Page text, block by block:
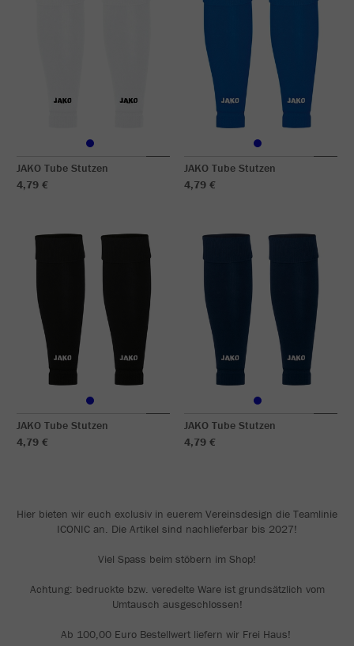
JAKO Tube Stutzen
4,79 €
JAKO Tube Stutzen
4,79 €
JAKO Tube Stutzen
4,79 €
JAKO Tube Stutzen
4,79 €
Hier bieten wir euch exclusiv in euerem Vereinsdesign die Teamlinie
ICONIC an. Die Artikel sind nachlieferbar bis 2027!
Viel Spass beim stöbern im Shop!
Achtung: bedruckte bzw. veredelte Ware ist grundsätzlich vom
Umtausch ausgeschlossen!
Ab 100,00 Euro Bestellwert liefern wir Frei Haus!